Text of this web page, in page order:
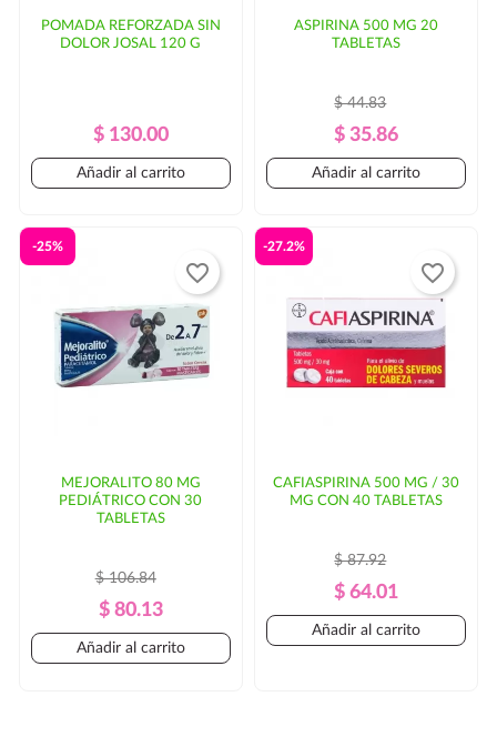
POMADA REFORZADA SIN
DOLOR JOSAL 120 G
Precio
Regular
Precio
$ 130.00
Añadir al carrito
ASPIRINA 500 MG 20
TABLETAS
Precio
Regular
$ 44.83
Precio
$ 35.86
Añadir al carrito
MEJORALITO 80 MG
PEDIÁTRICO CON 30
TABLETAS
Precio
Regular
$ 106.84
Precio
$ 80.13
-25%
Añadir al carrito
favorite_border
CAFIASPIRINA 500 MG / 30
MG CON 40 TABLETAS
Precio
Regular
$ 87.92
Precio
$ 64.01
-27.2%
Añadir al carrito
favorite_border